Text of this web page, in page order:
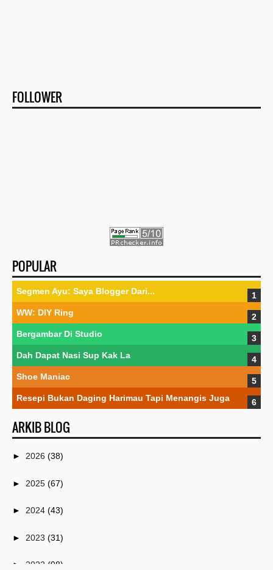
FOLLOWER
POPULAR
Segmen Ayu: Saya Blogger Dari...
WW: DIY Ring
Bergambar Di Studio
Dah Dapat Nasi Sup Kak La
Shoe Maniac
Resepi Bukan Daging Harimau Tapi Menangis Juga
ARKIB BLOG
► 2026 (38)
► 2025 (67)
► 2024 (43)
► 2023 (31)
► 2022 (98)